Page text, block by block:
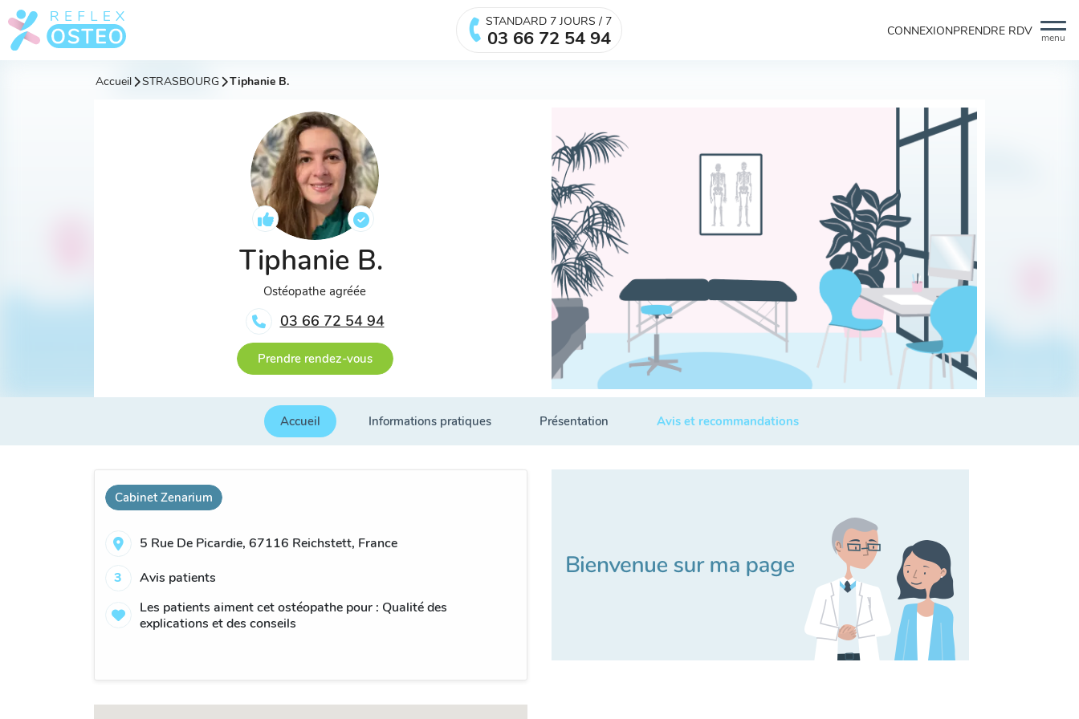
menu
STANDARD 7 JOURS / 7
03 66 72 54 94 CONNEXIONPRENDRE RDV
Accueil STRASBOURG Tiphanie B.
Tiphanie B.
Ostéopathe agréée
03 66 72 54 94
Prendre rendez-vous
Accueil Informations pratiques Présentation Avis et recommandations
Cabinet Zenarium
5 Rue De Picardie, 67116 Reichstett, France
3
Avis patients
Les patients aiment cet ostéopathe pour : Qualité des
explications et des conseils